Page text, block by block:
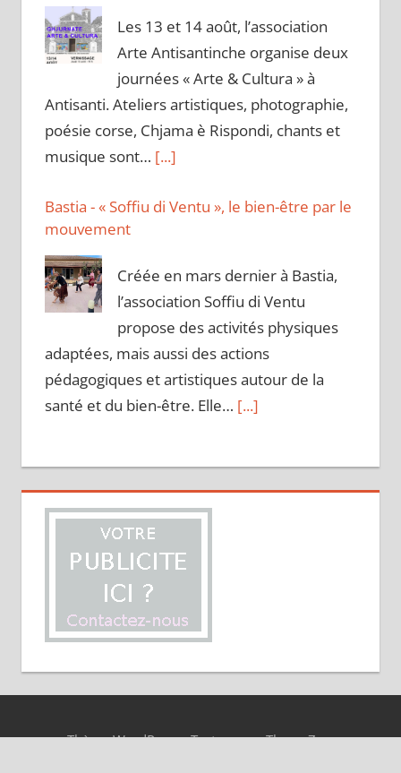
Les 13 et 14 août, l’association
Arte Antisantinche organise deux
journées « Arte & Cultura » à
Antisanti. Ateliers artistiques, photographie,
poésie corse, Chjama è Rispondi, chants et
musique sont… [...]
Bastia - « Soffiu di Ventu », le bien-être par le
mouvement
Créée en mars dernier à Bastia,
l’association Soffiu di Ventu
propose des activités physiques
adaptées, mais aussi des actions
pédagogiques et artistiques autour de la
santé et du bien-être. Elle… [...]
Ces 45e Ghjurnate Internaziunale
di Corti se sont ouvertes ce
samedi matin sur fond du 50e
anniversaire du FLNC, qui est d’ailleurs
intervenu dans le courant de la semaine
Thème WordPress : Tortuga par ThemeZee.